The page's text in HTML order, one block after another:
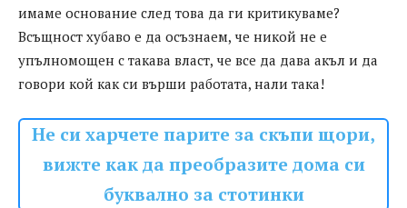
имаме основание след това да ги критикуваме?
Всъщност хубаво е да осъзнаем, че никой не е
упълномощен с такава власт, че все да дава акъл и да
говори кой как си върши работата, нали така!
Не си харчете парите за скъпи щори,
вижте как да преобразите дома си
буквално за стотинки